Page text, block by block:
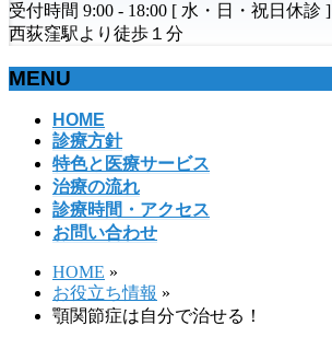
受付時間 9:00 - 18:00 [ 水・日・祝日休診 ]
西荻窪駅より徒歩１分
MENU
HOME
診療方針
特色と医療サービス
治療の流れ
診療時間・アクセス
お問い合わせ
HOME »
お役立ち情報 »
顎関節症は自分で治せる！